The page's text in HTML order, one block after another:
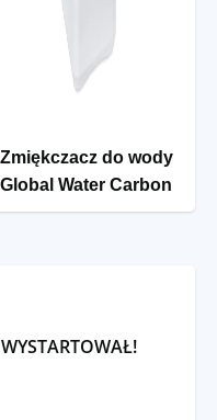
Zmiękczacz do wody
Global Water Carbon